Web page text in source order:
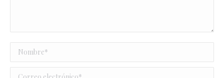
Nombre *
Correo electrónico *